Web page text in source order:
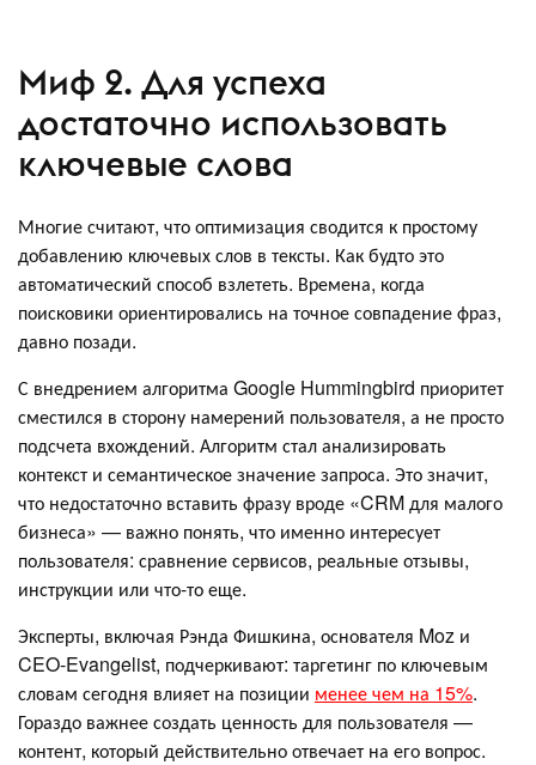
Миф 2. Для успеха
достаточно использовать
ключевые слова
Многие считают, что оптимизация сводится к простому
добавлению ключевых слов в тексты. Как будто это
автоматический способ взлететь. Времена, когда
поисковики ориентировались на точное совпадение фраз,
давно позади.
С внедрением алгоритма Google Hummingbird приоритет
сместился в сторону намерений пользователя, а не просто
подсчета вхождений. Алгоритм стал анализировать
контекст и семантическое значение запроса. Это значит,
что недостаточно вставить фразу вроде «CRM для малого
бизнеса» — важно понять, что именно интересует
пользователя: сравнение сервисов, реальные отзывы,
инструкции или что-то еще.
Эксперты, включая Рэнда Фишкина, основателя Moz и
CEO-Evangelist, подчеркивают: таргетинг по ключевым
словам сегодня влияет на позиции менее чем на 15%.
Гораздо важнее создать ценность для пользователя —
контент, который действительно отвечает на его вопрос.